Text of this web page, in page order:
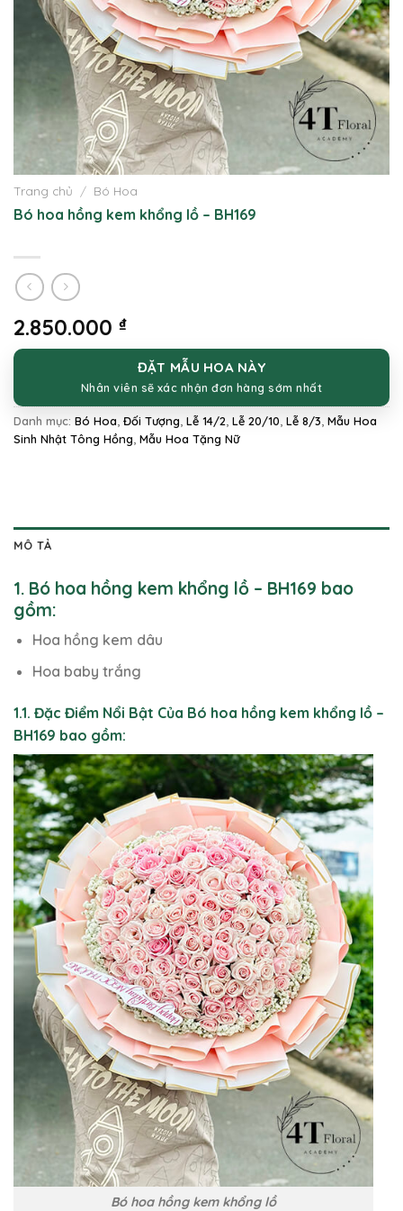
Trang chủ / Bó Hoa
Bó hoa hồng kem khổng lồ – BH169
2.850.000 ₫
ĐẶT MẪU HOA NÀY
Nhân viên sẽ xác nhận đơn hàng sớm nhất
Danh mục: Bó Hoa Đối Tượng Lễ 14/2 Lễ 20/10 Lễ 8/3 Mẫu Hoa
Sinh Nhật Tông Hồng Mẫu Hoa Tặng Nữ
MÔ TẢ
1. Bó hoa hồng kem khổng lồ – BH169 bao
gồm:
Hoa hồng kem dâu
Hoa baby trắng
1.1. Đặc Điểm Nổi Bật Của Bó hoa hồng kem khổng lồ –
BH169 bao gồm:
Bó hoa hồng kem khổng lồ